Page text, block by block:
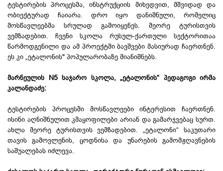
ტესტირების პროცესმა, ინსტრუქციის მიხედვით, მშვიდად და
ობიექტურად ჩაიარა. დრო იყო დანიშნული, რომელიც
მოსწავლეებმა სრულად გამოიყენეს. მეორე ტურისთვის
ვემზადებით. ჩვენი სკოლა რუსულ-ქართული სექტორითაა
წარმოდგენილი და ამ პროექტში ბავშვები მასიურად ჩაერთნენ.
ეს კი „ეტალონის" პოპულარობაზე მიანიშნებს.
მარნეულის N5 საჯარო სკოლა, „ეტალონის“ პედაგოგი ირმა
კალანდაძე:
ტესტირების პროცესში მოსწავლეები ინტერესით ჩაერთნენ.
ისინი აღნიშნულით კმაყოფილები არიან და გამარჯვებაც სურთ.
ახლა მეორე ტურისთვის ვემზადებით. „ეტალონი“ საკუთარი
თავის გამოვლენის, ცოდნისა და უნარების გამომჟღავნების
საშუალებას იძლევა.